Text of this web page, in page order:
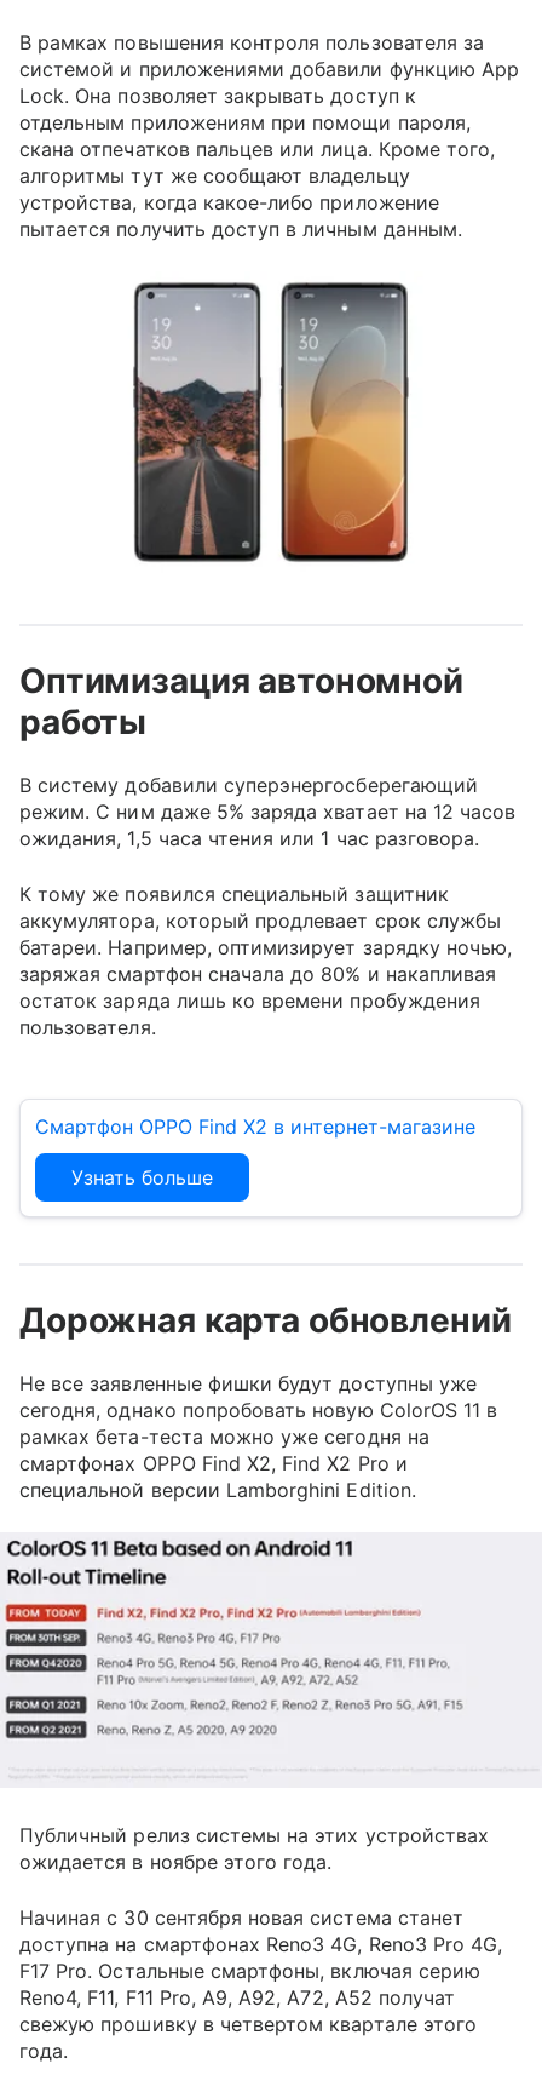
В рамках повышения контроля пользователя за
системой и приложениями добавили функцию App
Lock. Она позволяет закрывать доступ к
отдельным приложениям при помощи пароля,
скана отпечатков пальцев или лица. Кроме того,
алгоритмы тут же сообщают владельцу
устройства, когда какое-либо приложение
пытается получить доступ в личным данным.
Оптимизация автономной
работы
В систему добавили суперэнергосберегающий
режим. С ним даже 5% заряда хватает на 12 часов
ожидания, 1,5 часа чтения или 1 час разговора.
К тому же появился специальный защитник
аккумулятора, который продлевает срок службы
батареи. Например, оптимизирует зарядку ночью,
заряжая смартфон сначала до 80% и накапливая
остаток заряда лишь ко времени пробуждения
пользователя.
Смартфон OPPO Find X2 в интернет-магазине
Узнать больше
Дорожная карта обновлений
Не все заявленные фишки будут доступны уже
сегодня, однако попробовать новую ColorOS 11 в
рамках бета-теста можно уже сегодня на
смартфонах OPPO Find X2, Find X2 Pro и
специальной версии Lamborghini Edition.
Публичный релиз системы на этих устройствах
ожидается в ноябре этого года.
Начиная с 30 сентября новая система станет
доступна на смартфонах Reno3 4G, Reno3 Pro 4G,
F17 Pro. Остальные смартфоны, включая серию
Reno4, F11, F11 Pro, A9, A92, A72, A52 получат
свежую прошивку в четвертом квартале этого
года.